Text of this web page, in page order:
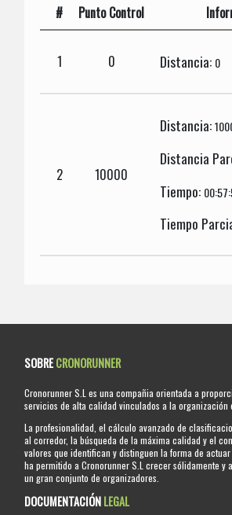
# Punto Control
1 0 Distancia: 0
2 10000
Distancia:
Distancia
Tiempo:
Tiempo
SOBRECRONORUNNER
Cronorunner S.L es una compañia orientada a
servicios de alta calidad vinculados a la organización
La profesionalidad, el cálculo avanzado de
al corredor, la búsqueda de la máxima calidad y el
valores que identifican y distinguen la forma de
ha permitido a Cronorunner S.L crecer sólidamente y
un gran conjunto de organizadores.
DOCUMENTACIÓNLEGAL